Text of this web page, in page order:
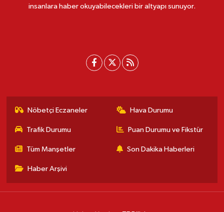
insanlara haber okuyabilecekleri bir altyapı sunuyor.
Nöbetçi Eczaneler Hava Durumu
Trafik Durumu Puan Durumu ve Fikstür
Tüm Manşetler Son Dakika Haberleri
Haber Arşivi